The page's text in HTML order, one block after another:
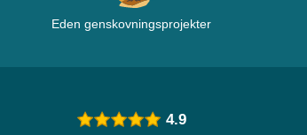
Eden genskovningsprojekter
4.9